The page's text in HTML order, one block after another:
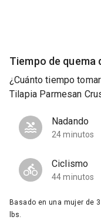
Tiempo de quema
¿Cuánto tiempo
Tilapia Parmesan
Nadando
24 minutos
Ciclismo
44 minutos
Basado en una mujer de
lbs.